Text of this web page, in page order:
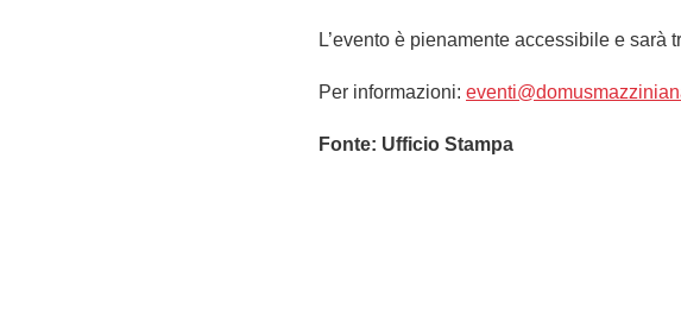
L’evento è pienamente accessibile e
Per informazioni:
Fonte: Ufficio Stampa